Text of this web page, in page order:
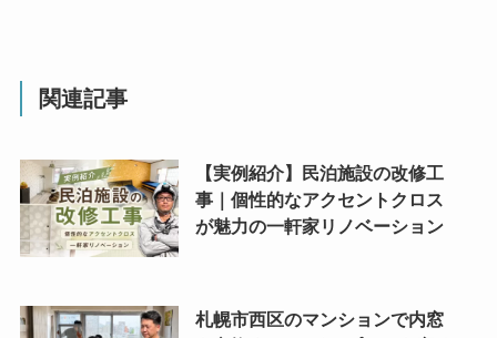
関連記事
【実例紹介】民泊施設の改修工
事｜個性的なアクセントクロス
が魅力の一軒家リノベーション
札幌市西区のマンションで内窓